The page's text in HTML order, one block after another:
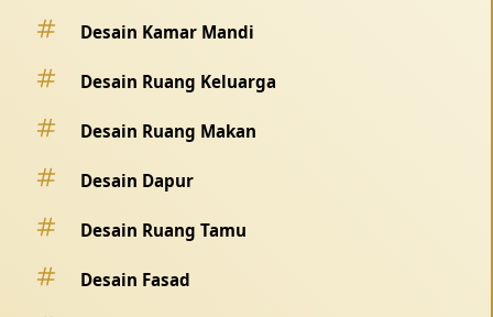
Desain Kamar Mandi
Desain Ruang Keluarga
Desain Ruang Makan
Desain Dapur
Desain Ruang Tamu
Desain Fasad